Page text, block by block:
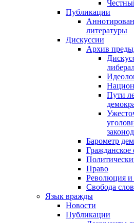
Публикации
литературы
Дискуссии
Архив
Пути
Барометр
Гражданское
Право
Революция и
Свобода
Язык вражды
Новости
Публикации